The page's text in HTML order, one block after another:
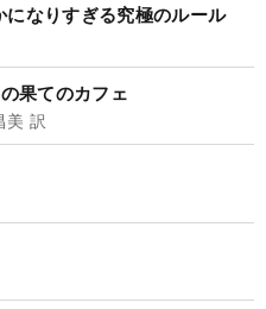
なりすぎる究極のルール
果てのカフェ
美 訳